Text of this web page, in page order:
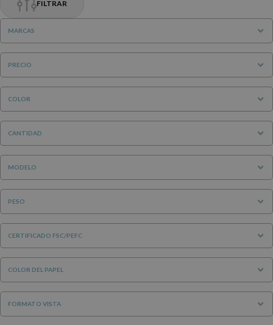
FILTRAR
MARCAS
PRECIO
COLOR
CANTIDAD
MODELO
PESO
CERTIFICADO FSC/PEFC
COLOR DEL PAPEL
FORMATO VISTA